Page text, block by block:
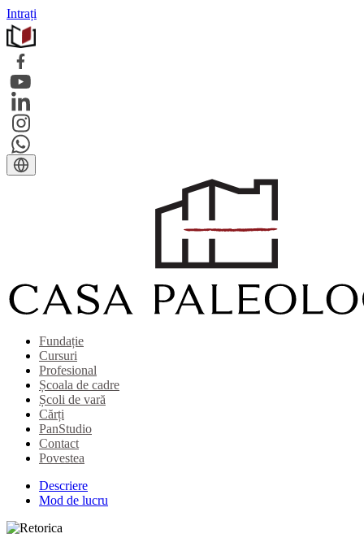
Intrați
Fundație
Cursuri
Profesional
Școala de cadre
Școli de vară
Cărți
PanStudio
Contact
Povestea
Descriere
Mod de lucru